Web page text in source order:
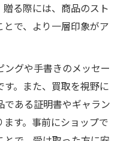
る際には、商品のスト
で、より一層印象がア
グや手書きのメッセー
。また、買取を視野に
ある証明書やギャラン
す。事前にショップで